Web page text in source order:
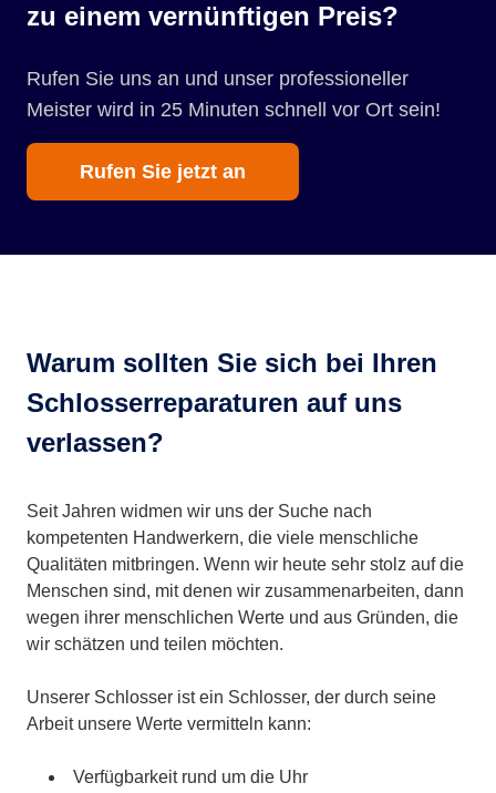
zu einem vernünftigen Preis?
Rufen Sie uns an und unser professioneller
Meister wird in 25 Minuten schnell vor Ort sein!
Rufen Sie jetzt an
Warum sollten Sie sich bei Ihren
Schlosserreparaturen auf uns
verlassen?
Seit Jahren widmen wir uns der Suche nach
kompetenten Handwerkern, die viele menschliche
Qualitäten mitbringen. Wenn wir heute sehr stolz auf die
Menschen sind, mit denen wir zusammenarbeiten, dann
wegen ihrer menschlichen Werte und aus Gründen, die
wir schätzen und teilen möchten.
Unserer Schlosser ist ein Schlosser, der durch seine
Arbeit unsere Werte vermitteln kann:
Verfügbarkeit rund um die Uhr